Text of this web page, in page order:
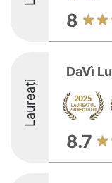
8
Laureați
DaVì
8.7